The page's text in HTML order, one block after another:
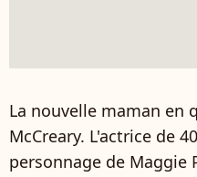
La nouvelle maman en
McCreary. L'actrice de
personnage de Maggie